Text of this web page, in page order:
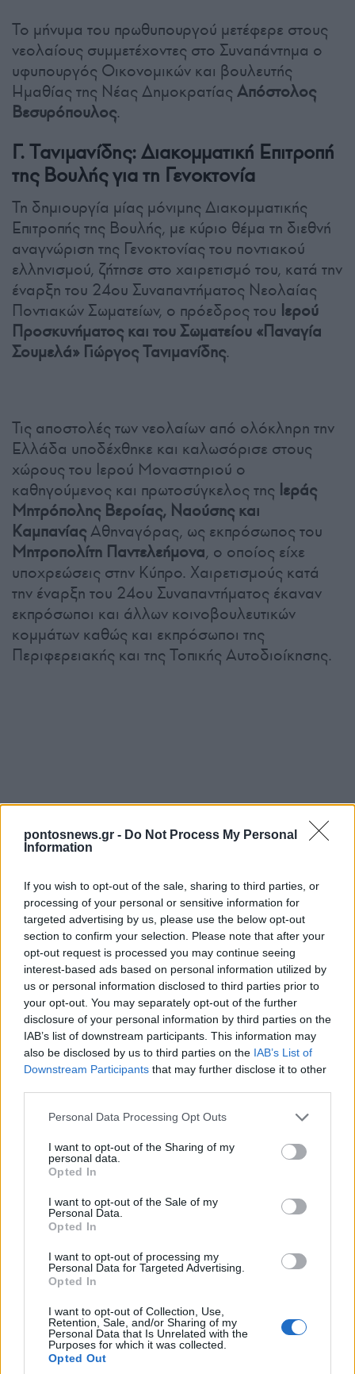
pontosnews.gr - Do Not Process My Personal
Information
If you wish to opt-out of the sale, sharing to third parties, or
processing of your personal or sensitive information for
targeted advertising by us, please use the below opt-out
section to confirm your selection. Please note that after your
opt-out request is processed you may continue seeing
interest-based ads based on personal information utilized by
us or personal information disclosed to third parties prior to
your opt-out. You may separately opt-out of the further
disclosure of your personal information by third parties on the
IAB’s list of downstream participants. This information may
also be disclosed by us to third parties on the IAB’s List of
Downstream Participants that may further disclose it to other
Please note that this website/app uses one or more Google
not limited to your visit or usage behaviour. You may click to
grant or deny consent to Google and its third-party tags to
use your data for below specified purposes in below Google
consent section.
Personal Data Processing Opt Outs
I want to opt-out of the Sharing of my
personal data.
Opted In
I want to opt-out of the Sale of my
Personal Data.
Opted In
I want to opt-out of processing my
Personal Data for Targeted Advertising.
Opted In
I want to opt-out of Collection, Use,
Retention, Sale, and/or Sharing of my
Personal Data that Is Unrelated with the
Purposes for which it was collected.
Opted Out
Το μήνυμα του πρωθυπουργού μετέφερε στους
νεολαίους συμμετέχοντες στο Συναπάντημα ο
υφυπουργός Οικονομικών και βουλευτής
Ημαθίας της Νέας Δημοκρατίας Απόστολος
Βεσυρόπουλος.
Γ. Τανιμανίδης: Διακομματική Επιτροπή
της Βουλής για τη Γενοκτονία
Τη δημιουργία μίας μόνιμης Διακομματικής
Επιτροπής της Βουλής, με κύριο θέμα τη διεθνή
αναγνώριση της Γενοκτονίας του ποντιακού
ελληνισμού, ζήτησε στο χαιρετισμό του, κατά την
έναρξη του 24ου Συναπαντήματος Νεολαίας
Ποντιακών Σωματείων, ο πρόεδρος του Ιερού
Προσκυνήματος και του Σωματείου «Παναγία
Σουμελά» Γιώργος Τανιμανίδης.
Τις αποστολές των νεολαίων από ολόκληρη την
Ελλάδα υποδέχθηκε και καλωσόρισε στους
χώρους του Ιερού Μοναστηριού ο
καθηγούμενος και πρωτοσύγκελος της Ιεράς
Μητρόπολης Βεροίας, Ναούσης και
ΚαμπανίαςΑθηναγόρας, ως εκπρόσωπος του
Μητροπολίτη Παντελεήμονα, ο οποίος είχε
υποχρεώσεις στην Κύπρο. Χαιρετισμούς κατά
την έναρξη του 24ου Συναπαντήματος έκαναν
εκπρόσωποι και άλλων κοινοβουλευτικών
κομμάτων καθώς και εκπρόσωποι της
Περιφερειακής και της Τοπικής Αυτοδιοίκησης.
Η συνεδρίαση της πρώτης ημέρας του 24ου
Συναπαντήματος Νεολαίας Ποντιακών
μηχανολόγο μηχανικό, πολιτικό επιστήμονα και
γενικό γραμματέα του Σωματείου «Παναγία
Σουμελά»Γιάννη Βιόπουλο, ο οποίος
παρουσίασε το θέμα
Οι συνθήκες των Σεβρών
και της Λοζάνης
απλοποιημένη προσέγγιση του καθοριστικού
ρόλου που διέπραξαν οι δύο συνθήκες στη
των Ελλήνων της Ανατολήςκαι παρουσίασε τους
λόγους που γίνεται συχνή αναφορά σε αυτές
σήμερα.